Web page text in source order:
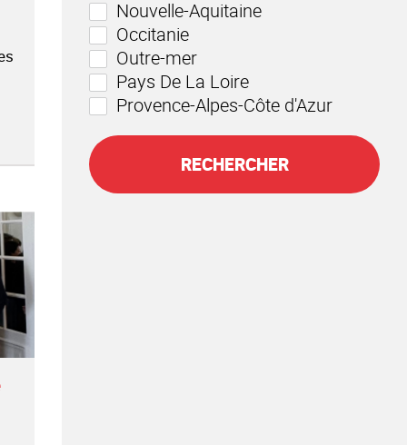
Nouvelle-Aquitaine
Occitanie
Outre-mer
Pays De La Loire
Provence-Alpes-Côte d'Azur
RECHERCHER